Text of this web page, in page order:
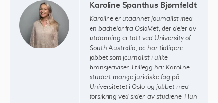
Karoline Spanthus Bjørnfeldt
Karoline er utdannet journalist med
en bachelor fra OsloMet, der deler av
utdanning er tatt ved University of
South Australia, og har tidligere
jobbet som journalist i ulike
bransjeaviser. I tillegg har Karoline
studert mange juridiske fag på
Universitetet i Oslo, og jobbet med
forsikring ved siden av studiene. Hun